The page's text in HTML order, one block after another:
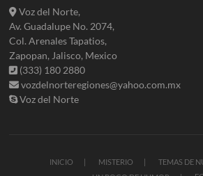
Voz del Norte,
Av. Guadalupe No. 2074,
Col. Arenales Tapatios,
Zapopan, Jalisco, Mexico
(333) 180 2880
vozdelnorteregiones@yahoo.com.mx
Voz del Norte
INICIO MISTERIO
TEMAS DE